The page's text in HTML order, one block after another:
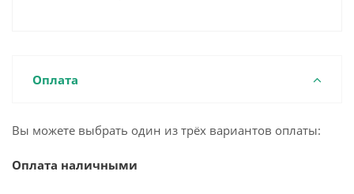
Оплата
Вы можете выбрать один из трёх вариантов оплаты:
Оплата наличными